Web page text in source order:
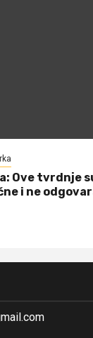
​Ove tvrdnje
i ne